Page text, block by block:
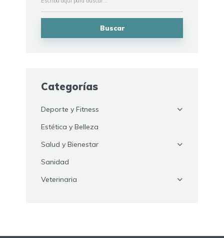
Buscar
Categorías
Deporte y Fitness
Estética y Belleza
Salud y Bienestar
Sanidad
Veterinaria